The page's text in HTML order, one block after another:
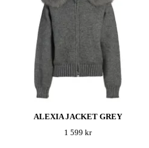
ALEXIA JACKET GREY
1 599 kr